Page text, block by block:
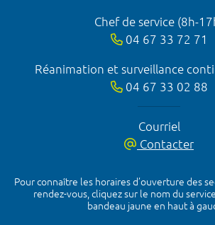
Chef de service (8h-
04 67 33 72 71
Réanimation et surveillance
04 67 33 02 88
Courriel
Contacter
Pour connaître les horaires d’ouverture des
rendez-vous, cliquez sur le nom du
bandeau jaune en haut à